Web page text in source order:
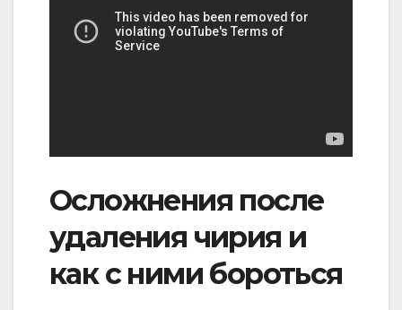
Осложнения после
удаления чирия и
как с ними бороться